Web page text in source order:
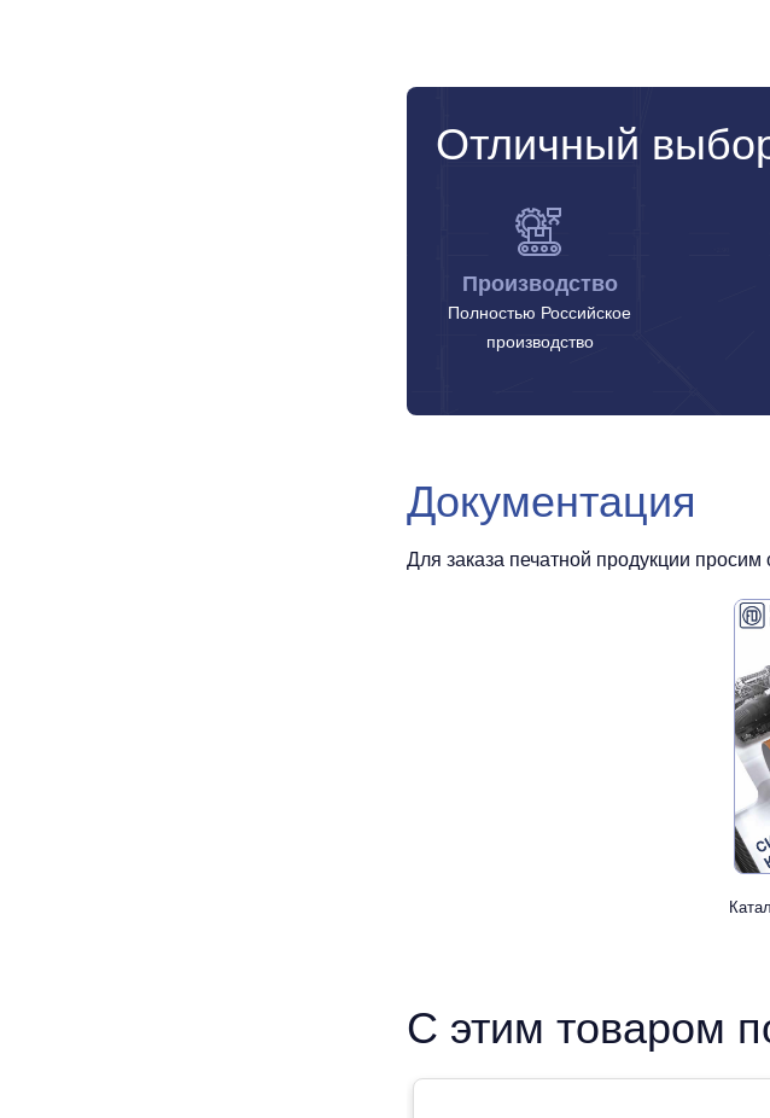
Отличный
Производство
Полностью Российское
производство
Документация
Для заказа печатной продукции
С этим товаром